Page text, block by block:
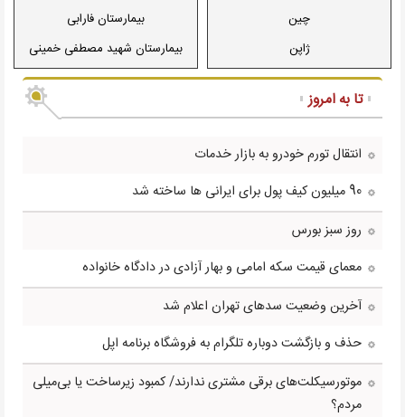
چین
ژاپن
هند
دانمارک
مجارستان
سوییس
فرانسه
ترکمنستان
بیمارستان فارابی
بیمارستان شهید مصطفی خمینی
بیمارستان چشم پزشکی نور
مرکز قلب تهران
بیمارستان شریعتی
بیمارستان فیروزگر
بیمارستان شهید فهمیده
بیمارستان صدر
تا به امروز
انتقال تورم خودرو به بازار خدمات
90 میلیون کیف پول برای ایرانی ها ساخته شد
روز سبز بورس
معمای قیمت سکه امامی و بهار آزادی در دادگاه خانواده
آخرین وضعیت سدهای تهران اعلام شد
حذف و بازگشت دوباره تلگرام به فروشگاه برنامه اپل
موتورسیکلت‌های برقی مشتری ندارند/ کمبود زیرساخت یا بی‌میلی
مردم؟